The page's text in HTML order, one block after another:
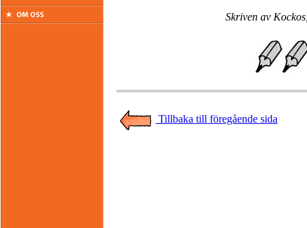
Skriven av
Tillbaka till föregående sida